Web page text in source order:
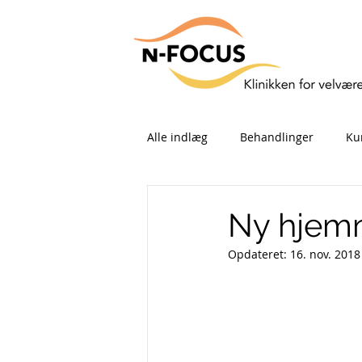
Alle indlæg Behandlinger
Ny
Opdateret: 16. nov. 2018